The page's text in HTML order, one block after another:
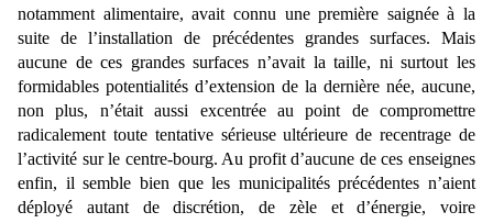
notamment alimentaire, avait connu une première saignée à la
suite de l’installation de précédentes grandes surfaces. Mais
aucune de ces grandes surfaces n’avait la taille, ni surtout les
formidables potentialités d’extension de la dernière née, aucune,
non plus, n’était aussi excentrée au point de compromettre
radicalement toute tentative sérieuse ultérieure de recentrage de
l’activité sur le centre-bourg. Au profit d’aucune de ces enseignes
enfin, il semble bien que les municipalités précédentes n’aient
déployé autant de discrétion, de zèle et d’énergie, voire